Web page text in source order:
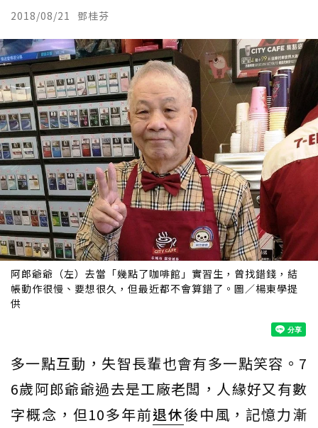
2018/08/21 鄧桂芬
阿郎爺爺（左）去當「幾點了咖啡館」實習生，曾找錯錢，結
帳動作很慢、要想很久，但最近都不會算錯了。圖／楊東學提
供
多一點互動，失智長輩也會有多一點笑容。7
6歲阿郎爺爺過去是工廠老闆，人緣好又有數
字概念，但10多年前退休後中風，記憶力漸